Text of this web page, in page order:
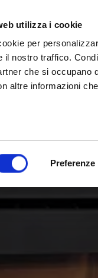
utilizza i cookie
per
il nostro traffico.
che si occupano
altre informazioni
Preferenze